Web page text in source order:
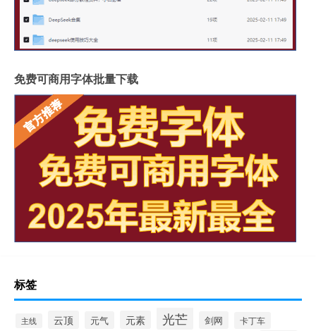
免费可商用字体批量下载
标签
主线 云顶 元气 元素 光芒 剑网 卡丁车